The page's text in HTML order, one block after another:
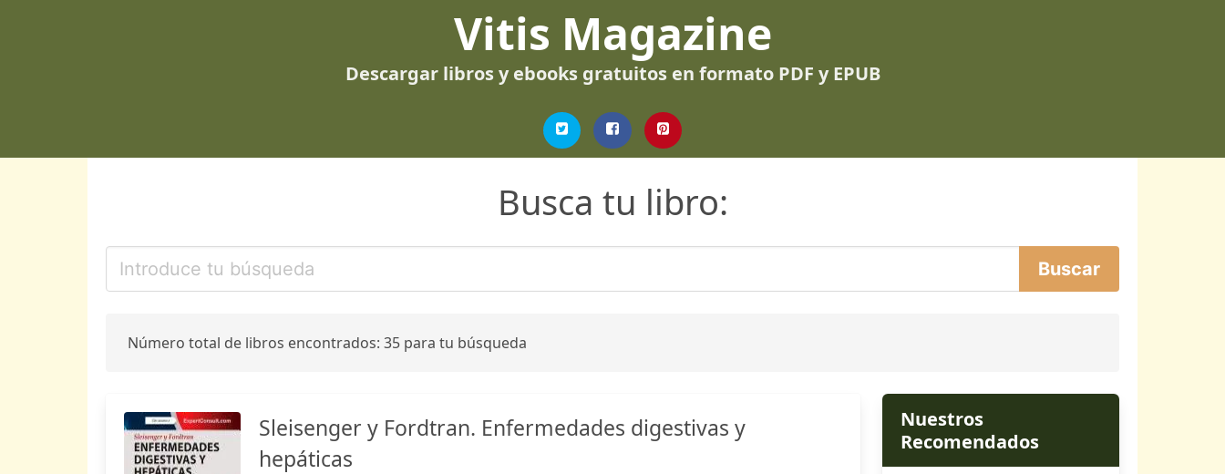
Vitis Magazine
Descargar libros y ebooks gratuitos en formato PDF y EPUB
Busca tu libro:
Número total de libros encontrados: 35 para tu búsqueda
Sleisenger y Fordtran. Enfermedades digestivas y
hepáticas
Nuestros
Recomendados